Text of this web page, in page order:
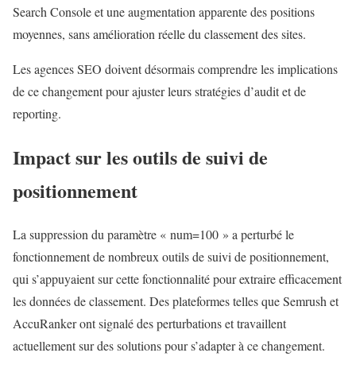
Search Console et une augmentation apparente des positions
moyennes, sans amélioration réelle du classement des sites.
Les agences SEO doivent désormais comprendre les implications
de ce changement pour ajuster leurs stratégies d’audit et de
reporting.
Impact sur les outils de suivi de
positionnement
La suppression du paramètre « num=100 » a perturbé le
fonctionnement de nombreux outils de suivi de positionnement,
qui s’appuyaient sur cette fonctionnalité pour extraire efficacement
les données de classement. Des plateformes telles que Semrush et
AccuRanker ont signalé des perturbations et travaillent
actuellement sur des solutions pour s’adapter à ce changement.